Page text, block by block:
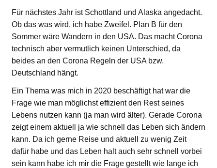
Für nächstes Jahr ist Schottland und Alaska angedacht.
Ob das was wird, ich habe Zweifel. Plan B für den
Sommer wäre Wandern in den USA. Das macht Corona
technisch aber vermutlich keinen Unterschied, da
beides an den Corona Regeln der USA bzw.
Deutschland hängt.
Ein Thema was mich in 2020 beschäftigt hat war die
Frage wie man möglichst effizient den Rest seines
Lebens nutzen kann (ja man wird älter). Gerade Corona
zeigt einem aktuell ja wie schnell das Leben sich ändern
kann. Da ich gerne Reise und aktuell zu wenig Zeit
dafür habe und das Leben halt auch sehr schnell vorbei
sein kann habe ich mir die Frage gestellt wie lange ich